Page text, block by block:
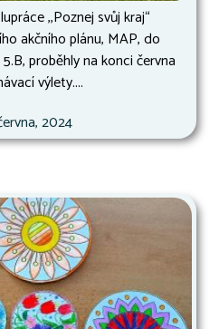
,,Poznej svůj kraj“
akčního plánu, MAP, do
proběhly na konci června
výlety....
2024